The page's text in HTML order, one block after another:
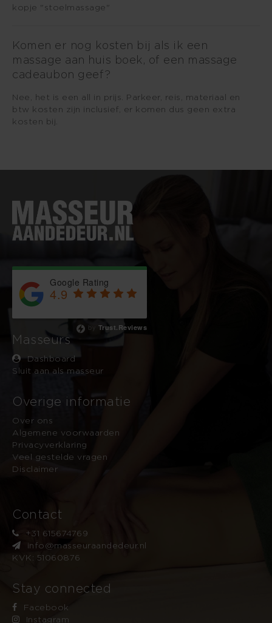
kopje "stoelmassage"
Komen er nog kosten bij als ik een
massage aan huis boek, of een massage
cadeaubon geef?
Nee, het is een all in prijs. Parkeer, reis, materiaal en
btw kosten zijn inclusief, er komen dus geen extra
kosten bij.
Google Rating
4.9
by Trust.Reviews
Masseurs
Dashboard
Sluit aan als masseur
Overige informatie
Over ons
Algemene voorwaarden
Privacyverklaring
Veel gestelde vragen
Disclaimer
Contact
+31 615674769
info@masseuraandedeur.nl
KVK: 51060876
Stay connected
Facebook
Instagram